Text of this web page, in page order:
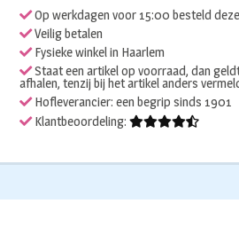
jaar
aantal
Op werkdagen voor 15:00 besteld
Veilig betalen
Fysieke winkel in Haarlem
Staat een artikel op voorraad, dan
afhalen, tenzij bij het artikel anders
Hofleverancier: een begrip sinds 1901
Klantbeoordeling: